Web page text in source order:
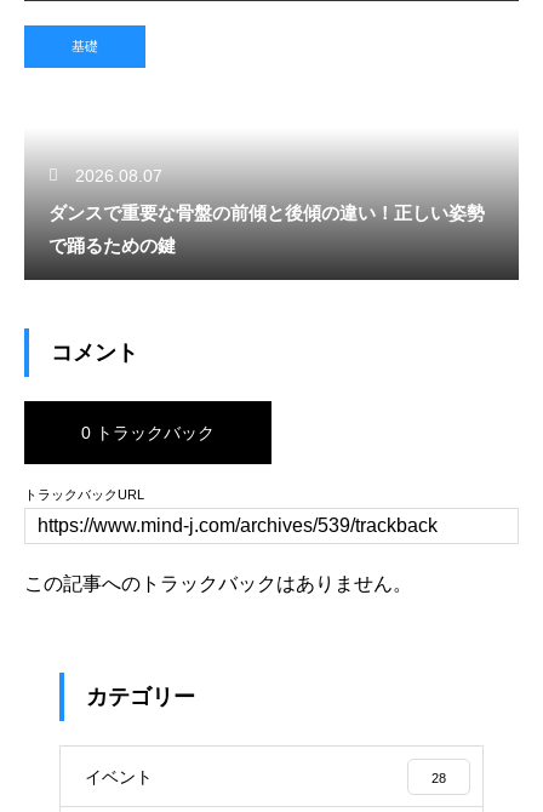
基礎
2026.08.07
ダンスで重要な骨盤の前傾と後傾の違い！正しい姿勢
で踊るための鍵
コメント
0 トラックバック
トラックバックURL
この記事へのトラックバックはありません。
カテゴリー
イベント 28